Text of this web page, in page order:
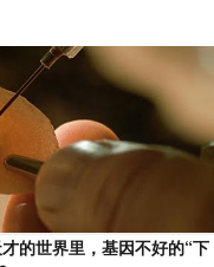
才的世界里，基因不好的“下